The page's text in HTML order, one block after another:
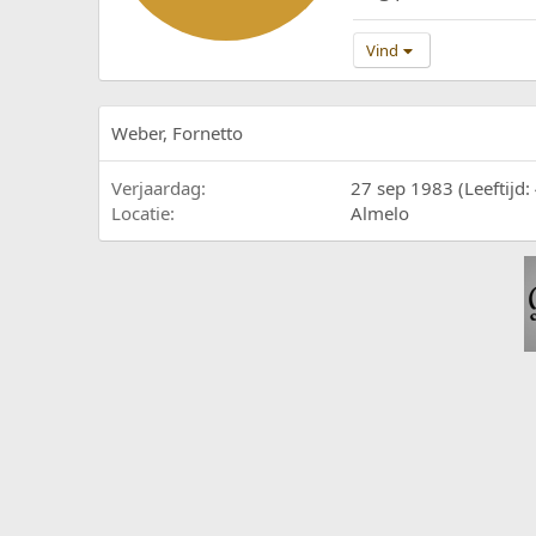
Vind
Weber, Fornetto
Verjaardag
27 sep 1983 (Leeftijd:
Locatie
Almelo